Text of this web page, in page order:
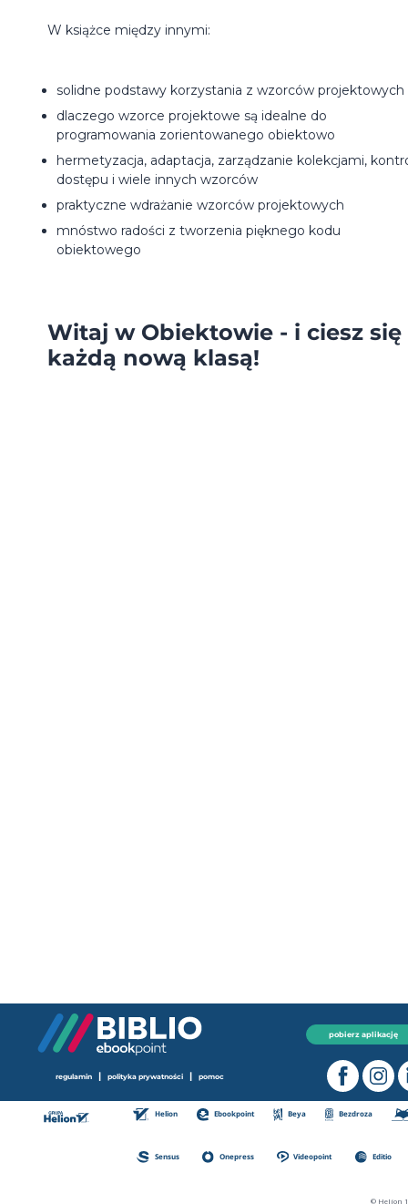
W książce między innymi:
solidne podstawy korzystania z wzorców projektowych
dlaczego wzorce projektowe są idealne do
programowania zorientowanego obiektowo
hermetyzacja, adaptacja, zarządzanie kolekcjami,
dostępu i wiele innych wzorców
praktyczne wdrażanie wzorców projektowych
mnóstwo radości z tworzenia pięknego kodu
obiektowego
Witaj w Obiektowie - i ciesz się
każdą nową klasą!
pobierz aplikację
regulamin | polityka prywatności | pomoc
Helion Ebookpoint Beya Bezdroza
Sensus Onepress Videopoint Editio
© Helion